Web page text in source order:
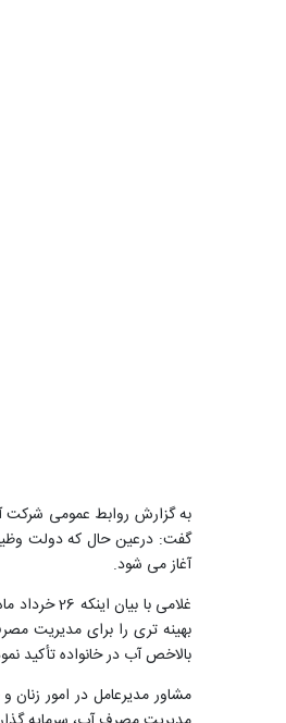
به گزارش روابط عمومی شرکت
گفت: درعین حال که دولت
آغاز می شود.
غلامی با
بهینه تری را برای مدیریت
بالاخص آب در خانواده تأکید
مشاور مدیرعامل در امور